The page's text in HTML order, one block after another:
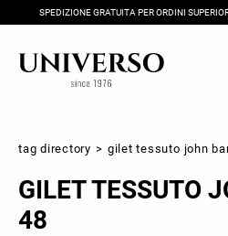
SPEDIZIONE GRATUITA PER ORDINI
tag directory > gilet tessuto john
GILET TESSUTO
48